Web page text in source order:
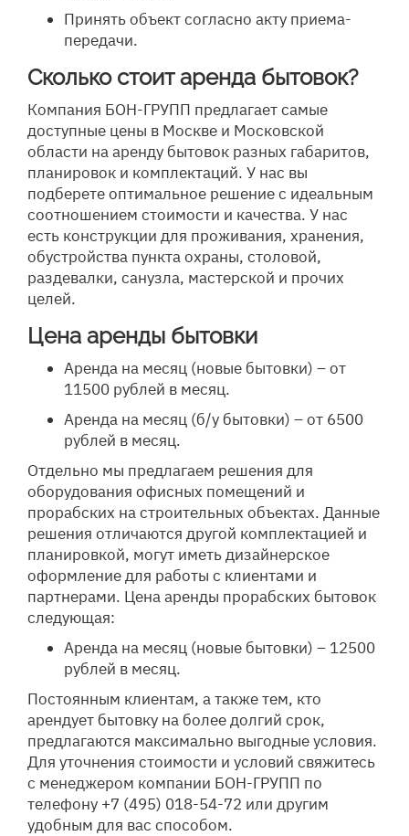
Принять объект согласно акту приема-
передачи.
Сколько стоит аренда бытовок?
Компания БОН-ГРУПП предлагает самые
доступные цены в Москве и Московской
области на аренду бытовок разных габаритов,
планировок и комплектаций. У нас вы
подберете оптимальное решение с идеальным
соотношением стоимости и качества. У нас
есть конструкции для проживания, хранения,
обустройства пункта охраны, столовой,
раздевалки, санузла, мастерской и прочих
целей.
Цена аренды бытовки
Аренда на месяц (новые бытовки) – от
11500 рублей в месяц.
Аренда на месяц (б/у бытовки) – от 6500
рублей в месяц.
Отдельно мы предлагаем решения для
оборудования офисных помещений и
прорабских на строительных объектах. Данные
решения отличаются другой комплектацией и
планировкой, могут иметь дизайнерское
оформление для работы с клиентами и
партнерами. Цена аренды прорабских бытовок
следующая:
Аренда на месяц (новые бытовки) – 12500
рублей в месяц.
Постоянным клиентам, а также тем, кто
арендует бытовку на более долгий срок,
предлагаются максимально выгодные условия.
Для уточнения стоимости и условий свяжитесь
с менеджером компании БОН-ГРУПП по
телефону +7 (495) 018-54-72 или другим
удобным для вас способом.